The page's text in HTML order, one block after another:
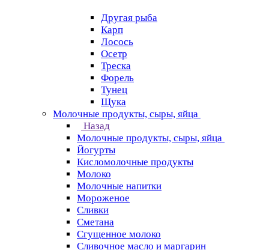
Другая рыба
Карп
Лосось
Осетр
Треска
Форель
Тунец
Щука
Молочные продукты, сыры, яйца
Назад
Молочные продукты, сыры, яйца
Йогурты
Кисломолочные продукты
Молоко
Молочные напитки
Мороженое
Сливки
Сметана
Сгущенное молоко
Сливочное масло и маргарин